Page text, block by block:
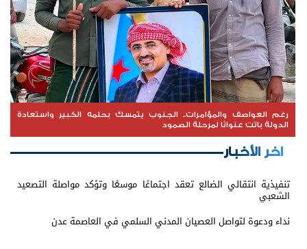
رغم العواصف والمؤامرات.. الجنوب يتمسك بحلمه الكبير واستعادة
الدولة باتت عنوانًا لمرحلة الصمود
اخر الأخبار
تنفيذية انتقالي الضالع تعقد اجتماعًا موسعًا وتؤكد مواصلة التصعيد
الشعبي
نداء ودعوة لتواصل العصيان المدني السلمي في العاصمة عدن